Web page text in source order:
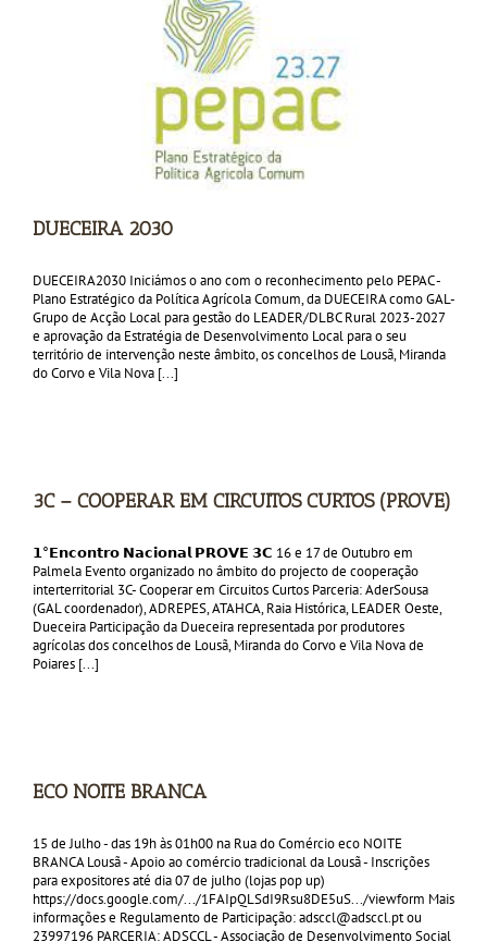
DUECEIRA 2030
DUECEIRA2030 Iniciámos o ano com o reconhecimento pelo PEPAC -
Plano Estratégico da Política Agrícola Comum, da DUECEIRA como GAL-
Grupo de Acção Local para gestão do LEADER/DLBC Rural 2023-2027
e aprovação da Estratégia de Desenvolvimento Local para o seu
território de intervenção neste âmbito, os concelhos de Lousã, Miranda
do Corvo e Vila Nova [...]
3C – COOPERAR EM CIRCUITOS CURTOS (PROVE)
𝟭°𝗘𝗻𝗰𝗼𝗻𝘁𝗿𝗼 𝗡𝗮𝗰𝗶𝗼𝗻𝗮𝗹 𝗣𝗥𝗢𝗩𝗘 𝟯𝗖 16 e 17 de Outubro em
Palmela Evento organizado no âmbito do projecto de cooperação
interterritorial 3C- Cooperar em Circuitos Curtos Parceria: AderSousa
(GAL coordenador), ADREPES, ATAHCA, Raia Histórica, LEADER Oeste,
Dueceira Participação da Dueceira representada por produtores
agrícolas dos concelhos de Lousã, Miranda do Corvo e Vila Nova de
Poiares [...]
ECO NOITE BRANCA
15 de Julho - das 19h às 01h00 na Rua do Comércio eco NOITE
BRANCA Lousã - Apoio ao comércio tradicional da Lousã - Inscrições
para expositores até dia 07 de julho (lojas pop up)
https://docs.google.com/.../1FAIpQLSdI9Rsu8DE5uS.../viewform Mais
informações e Regulamento de Participação: adsccl@adsccl.pt ou
23997196 PARCERIA: ADSCCL - Associação de Desenvolvimento Social